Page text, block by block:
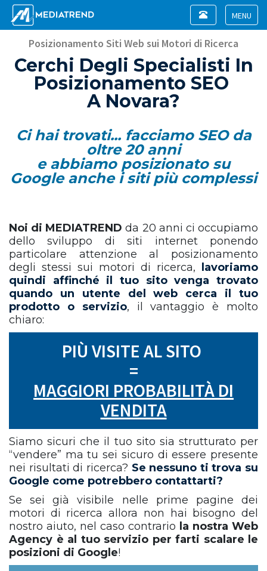
Toggle
Toggle
navigation
Posizionamento Siti Web sui Motori di Ricerca
Cerchi Degli Specialisti In
Posizionamento SEO
A Novara?
Ci hai trovati... facciamo SEO da
oltre 20 anni
e abbiamo posizionato su
Google anche i siti più complessi
Noi di MEDIATRENDda 20 anni ci occupiamo
dello sviluppo di siti internet ponendo
particolare attenzione al posizionamento
degli stessi sui motori di ricerca,
lavoriamo
quindi affinché il tuo sito venga trovato
quando un utente del web cerca il tuo
prodotto o servizio, il vantaggio è molto
chiaro:
PIÙ VISITE AL SITO
=
MAGGIORI PROBABILITÀ DI
VENDITA
Siamo sicuri che il tuo sito sia strutturato per
“vendere” ma tu sei sicuro di essere presente
nei risultati di ricerca? Se nessuno ti trova su
Google come potrebbero contattarti?
Se sei già visibile nelle prime pagine dei
motori di ricerca allora non hai bisogno del
nostro aiuto, nel caso contrario la nostra Web
Agency è al tuo servizio per farti scalare le
posizioni di Google!